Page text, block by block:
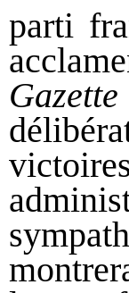
parti